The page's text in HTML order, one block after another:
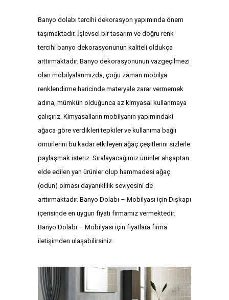
Banyo dolabı tercihi dekorasyon yapımında önem
taşımaktadır. İşlevsel bir tasarım ve doğru renk
tercihi banyo dekorasyonunun kaliteli oldukça
arttırmaktadır. Banyo dekorasyonunun vazgeçilmezi
olan mobilyalarımızda, çoğu zaman mobilya
renklendirme haricinde materyale zarar vermemek
adına, mümkün olduğunca az kimyasal kullanmaya
çalışırız. Kimyasalların mobilyanın yapımındaki
ağaca göre verdikleri tepkiler ve kullanıma bağlı
ömürlerini bu kadar etkileyen ağaç çeşitlerini sizlerle
paylaşmak isteriz. Sıralayacağımız ürünler ahşaptan
elde edilen yan ürünler olup hammadesi ağaç
(odun) olması dayanıklılık seviyesini de
arttırmaktadır. Banyo Dolabı – Mobilyası için Dışkapı
içerisinde en uygun fiyatı firmamız vermektedir.
Banyo Dolabı – Mobilyası için fiyatlara firma
iletişimden ulaşabilirsiniz.